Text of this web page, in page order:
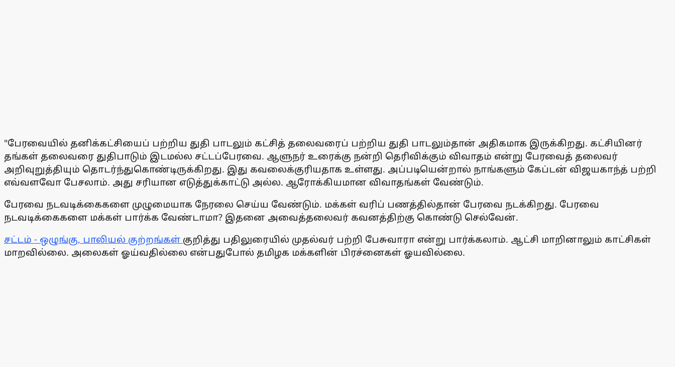
"பேரவையில் தனிக்கட்சியைப் பற்றிய துதி பாடலும் கட்சித் தலைவரைப் பற்றிய துதி பாடலும்தான் அதிகமாக இருக்கிறது. கட்சியினர்
தங்கள் தலைவரை துதிபாடும் இடமல்ல சட்டப்பேரவை. ஆளுநர் உரைக்கு நன்றி தெரிவிக்கும் விவாதம் என்று பேரவைத் தலைவர்
அறிவுறுத்தியும் தொடர்ந்துகொண்டிருக்கிறது. இது கவலைக்குரியதாக உள்ளது. அப்படியென்றால் நாங்களும் கேப்டன் விஜயகாந்த் பற்றி
எவ்வளவோ பேசலாம். அது சரியான எடுத்துக்காட்டு அல்ல. ஆரோக்கியமான விவாதங்கள் வேண்டும்.
பேரவை நடவடிக்கைகளை முழுமையாக நேரலை செய்ய வேண்டும். மக்கள் வரிப் பணத்தில்தான் பேரவை நடக்கிறது. பேரவை
நடவடிக்கைகளை மக்கள் பார்க்க வேண்டாமா? இதனை அவைத்தலைவர் கவனத்திற்கு கொண்டு செல்வேன்.
சட்டம் - ஒழுங்கு, பாலியல் குற்றங்கள் குறித்து பதிலுரையில் முதல்வர் பற்றி பேசுவாரா என்று பார்க்கலாம். ஆட்சி மாறினாலும் காட்சிகள்
மாறவில்லை. அலைகள் ஓய்வதில்லை என்பதுபோல் தமிழக மக்களின் பிரச்னைகள் ஓயவில்லை.